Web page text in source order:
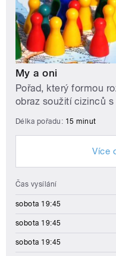
My a oni
Pořad, který formou
obraz soužití cizinců s
Délka pořadu: 15 minut
Více
Čas vysílání
sobota 19:45
sobota 19:45
sobota 19:45